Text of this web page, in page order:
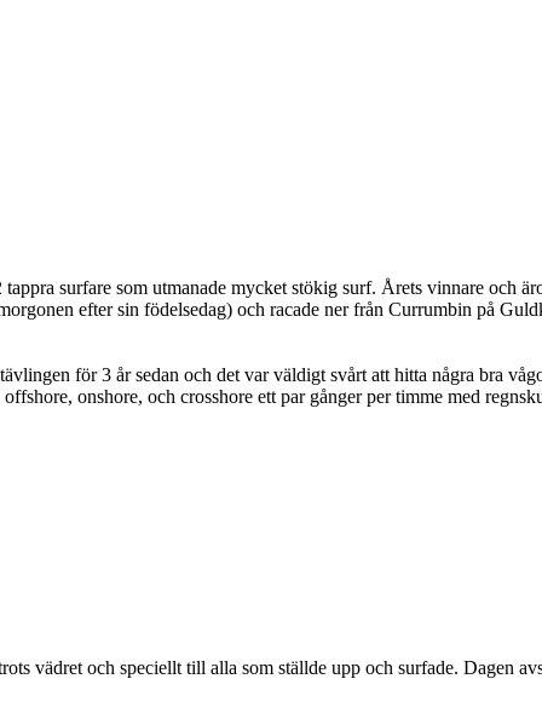
surfare som utmanade mycket stökig surf. Årets vinnare och
efter sin födelsedag) och racade ner från Currumbin på
för 3 år sedan och det var väldigt svårt att hitta några bra
onshore, och crosshore ett par gånger per timme med
vädret och speciellt till alla som ställde upp och surfade. Dagen